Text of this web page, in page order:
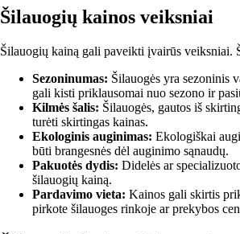
Šilauogių kainos veiksniai
Šilauogių kainą gali paveikti įvairūs veiksniai.
Sezoninumas: Šilauogės yra sezoninis
gali kisti priklausomai nuo sezono ir
Kilmės šalis: Šilauogės, gautos iš
turėti skirtingas kainas.
Ekologinis auginimas: Ekologiškai
būti brangesnės dėl auginimo sąnaudų.
Pakuotės dydis: Didelės ar
šilauogių kainą.
Pardavimo vieta: Kainos gali skirtis
pirkote šilauoges rinkoje ar prekybos